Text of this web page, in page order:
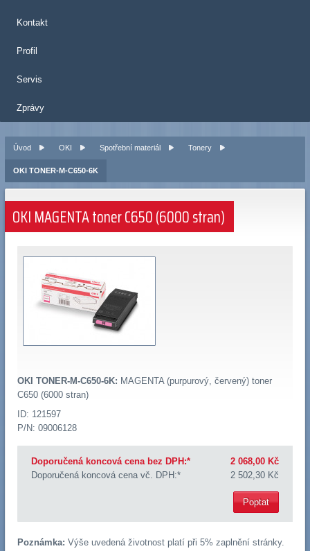
Kontakt
Profil
Servis
Zprávy
Úvod OKI Spotřební materiál Tonery
OKI TONER-M-C650-6K
OKI MAGENTA toner C650 (6000 stran)
OKI TONER-M-C650-6K: MAGENTA (purpurový, červený) toner
C650 (6000 stran)
ID: 121597
P/N: 09006128
Doporučená koncová cena bez DPH:*
2 068,00 Kč
Doporučená koncová cena vč. DPH:*
2 502,30 Kč
Poptat
Poznámka: Výše uvedená životnost platí při 5% zaplnění stránky.